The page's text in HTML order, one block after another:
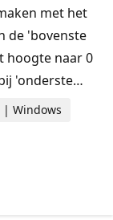
met het
de 'bovenste
hoogte naar 0
'onderste…
| Windows